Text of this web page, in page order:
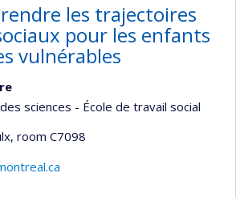
les trajectoires
pour les enfants
vulnérables
sciences - École de travail social
, room C7098